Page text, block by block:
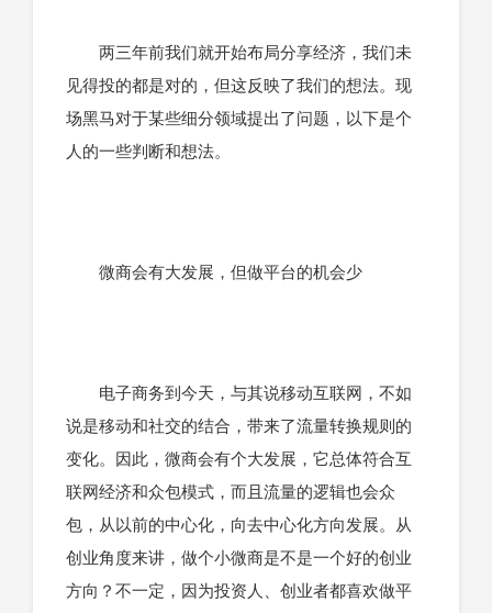
两三年前我们就开始布局分享经济，我们未
见得投的都是对的，但这反映了我们的想法。现
场黑马对于某些细分领域提出了问题，以下是个
人的一些判断和想法。
微商会有大发展，但做平台的机会少
电子商务到今天，与其说移动互联网，不如
说是移动和社交的结合，带来了流量转换规则的
变化。因此，微商会有个大发展，它总体符合互
联网经济和众包模式，而且流量的逻辑也会众
包，从以前的中心化，向去中心化方向发展。从
创业角度来讲，做个小微商是不是一个好的创业
方向？不一定，因为投资人、创业者都喜欢做平